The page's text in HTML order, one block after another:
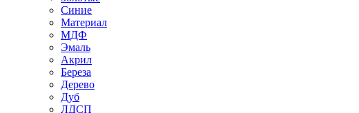
Синие
Материал
МДФ
Эмаль
Акрил
Береза
Дерево
Дуб
ЛДСП